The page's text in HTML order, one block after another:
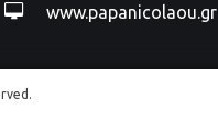
www.papanicolaou.gr